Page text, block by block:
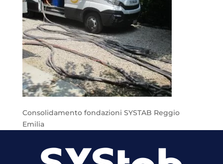
Consolidamento fondazioni SYSTAB Reggio
Emilia